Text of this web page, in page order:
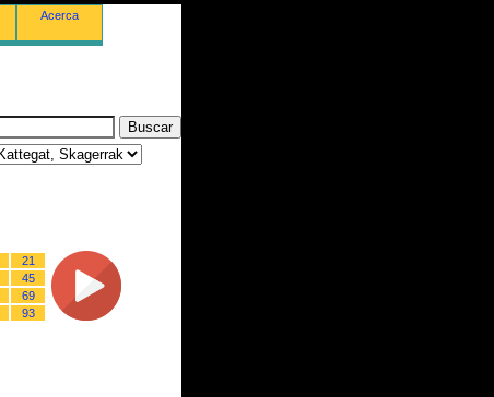
Acerca
21
45
69
93